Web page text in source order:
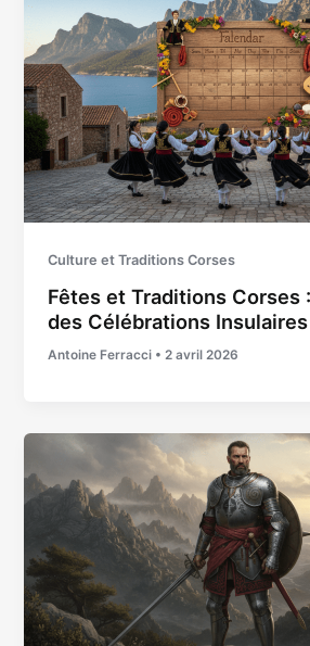
Culture et Traditions Corses
Fêtes et Traditions Corses
des Célébrations Insulaires
Antoine Ferracci •2 avril 2026